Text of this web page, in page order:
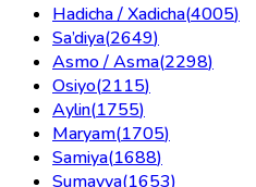
Hadicha / Xadicha(4005)
Sa’diya(2649)
Asmo / Asma(2298)
Osiyo(2115)
Aylin(1755)
Maryam(1705)
Samiya(1688)
Sumayya(1653)